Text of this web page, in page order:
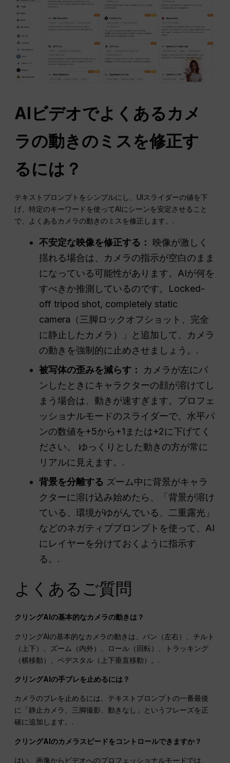
AIビデオでよくあるカメ
ラの動きのミスを修正す
るには？
テキストプロンプトをシンプルにし、UIスライダーの値を下
げ、特定のキーワードを使ってAIにシーンを安定させること
で、よくあるカメラの動きのミスを修正します。.
不安定な映像を修正する：
映像が激しく
揺れる場合は、カメラの指示が空白のまま
になっている可能性があります。AIが何を
すべきか推測しているのです。Locked-
off tripod shot, completely static
camera（三脚ロックオフショット、完全
に静止したカメラ）」と追加して、カメラ
の動きを強制的に止めさせましょう。.
被写体の歪みを減らす：
カメラが左にパ
ンしたときにキャラクターの顔が溶けてし
まう場合は、動きが速すぎます。プロフェ
ッショナルモードのスライダーで、水平パ
ンの数値を+5から+1または+2に下げてく
ださい。 ゆっくりとした動きの方が常に
リアルに見えます。.
背景を分離する ズーム中に背景がキャラ
クターに溶け込み始めたら、「背景が溶け
ている、環境がゆがんでいる、二重露光」
などのネガティブプロンプトを使って、AI
にレイヤーを分けておくように指示す
る。.
よくあるご質問
クリングAIの基本的なカメラの動きは？
クリングAIの基本的なカメラの動きは、パン（左右）、チルト
（上下）、ズーム（内外）、ロール（回転）、トラッキング
（横移動）、ペデスタル（上下垂直移動）。.
クリングAIの手ブレを止めるには？
カメラのブレを止めるには、テキストプロンプトの一番最後
に「静止カメラ、三脚撮影、動きなし」というフレーズを正
確に追加します。.
クリングAIのカメラスピードをコントロールできますか？
はい、画像からビデオへのプロフェッショナルモードでは、